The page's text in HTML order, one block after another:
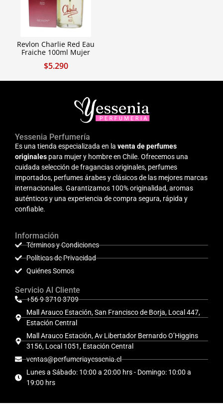
Revlon Charlie Red Eau
Fraiche 100ml Mujer
$5.290
Yessenia Perfumería
Es una tienda especializada en la venta de perfumes
originales para mujer y hombre en Chile. Ofrecemos una
cuidada selección de fragancias originales, perfumes
importados, perfumes árabes y clásicos de las mejores marcas
internacionales. Garantizamos 100% originalidad, aromas
auténticos y una experiencia de compra segura, rápida y
confiable.
Información
Términos y Condiciones
Políticas de Privacidad
Quiénes Somos
Servicio Al Cliente
+56 9 3710 3709
Mall Arauco Estación, San Francisco de Borja, Local 447,
Estación Central
Mall Arauco Estación, Av Libertador Bernardo O’Higgins
3156, Local 1051, Estación Central
ventas@perfumeriayessenia.cl
Lunes a Sábado: 10:00 a 20:00 hrs - Domingo: 10:00 a
19:00 hrs